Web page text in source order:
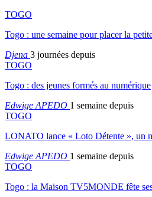
TOGO
Togo : une semaine pour placer la
Djena 3 journées depuis
TOGO
Togo : des jeunes formés au numérique
Edwige APEDO 1 semaine depuis
TOGO
LONATO lance « Loto Détente », un
Edwige APEDO 1 semaine depuis
TOGO
Togo : la Maison TV5MONDE fête